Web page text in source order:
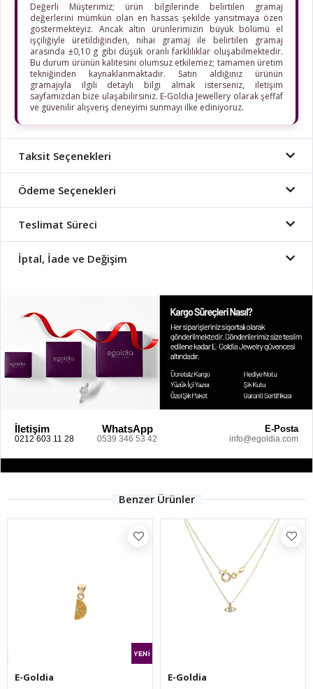
Değerli Müşterimiz; ürün bilgilerinde belirtilen gramaj
değerlerini mümkün olan en hassas şekilde yansıtmaya özen
göstermekteyiz. Ancak altın ürünlerimizin büyük bölümü el
işçiliğiyle üretildiğinden, nihai gramaj ile belirtilen gramaj
arasında ±0,10 g gibi düşük oranlı farklılıklar oluşabilmektedir.
Bu durum ürünün kalitesini olumsuz etkilemez; tamamen üretim
tekniğinden kaynaklanmaktadır. Satın aldığınız ürünün
gramajıyla ilgili detaylı bilgi almak isterseniz, iletişim
sayfamızdan bize ulaşabilirsiniz. E-Goldia Jewellery olarak şeffaf
ve güvenilir alışveriş deneyimi sunmayı ilke ediniyoruz.
Taksit Seçenekleri
Ödeme Seçenekleri
Teslimat Süreci
İptal, İade ve Değişim
İletişim
0212 603 11 28
WhatsApp
0539 346 53 42
E-Posta
info@egoldia.com
Benzer Ürünler
E-Goldia E-Goldia